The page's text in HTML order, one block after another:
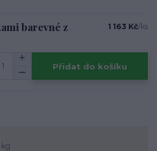
barevné z
1 163 Kč/ks
Přidat do košíku